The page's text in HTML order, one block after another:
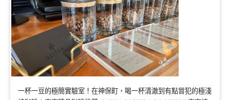
一杯一豆的極簡實驗室！在神保町，喝一杯清澈到有點冒犯的極淺